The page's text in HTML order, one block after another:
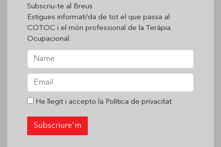
Subscriu-te al Breus
Estigues informat/da de tot el que passa al
COTOC i el món professional de la Teràpia
Ocupacional.
He llegit i accepto la Política de privacitat